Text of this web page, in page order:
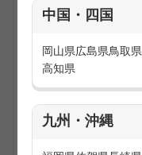
中国・四国
岡山県広島県鳥取県
高知県
九州・沖縄
商品のご説明・案内
ディスプレイや商品管
店舗の清掃・品出し
話題の商品を取り扱
【弊社について】